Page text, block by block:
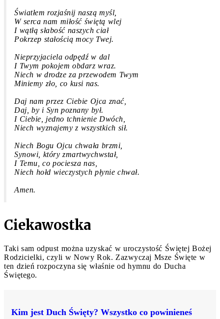
Światłem rozjaśnij naszą myśl,
W serca nam miłość świętą wlej
I wątłą słabość naszych ciał
Pokrzep stałością mocy Twej.
Nieprzyjaciela odpędź w dal
I Twym pokojem obdarz wraz.
Niech w drodze za przewodem Twym
Miniemy zło, co kusi nas.
Daj nam przez Ciebie Ojca znać,
Daj, by i Syn poznany był.
I Ciebie, jedno tchnienie Dwóch,
Niech wyznajemy z wszystkich sił.
Niech Bogu Ojcu chwała brzmi,
Synowi, który zmartwychwstał,
I Temu, co pociesza nas,
Niech hołd wieczystych płynie chwał.
Amen.
Ciekawostka
Taki sam odpust można uzyskać w uroczystość Świętej Bożej
Rodzicielki, czyli w Nowy Rok. Zazwyczaj Msze Święte w
ten dzień rozpoczyna się właśnie od hymnu do Ducha
Świętego.
Kim jest Duch Święty? Wszystko co powinieneś